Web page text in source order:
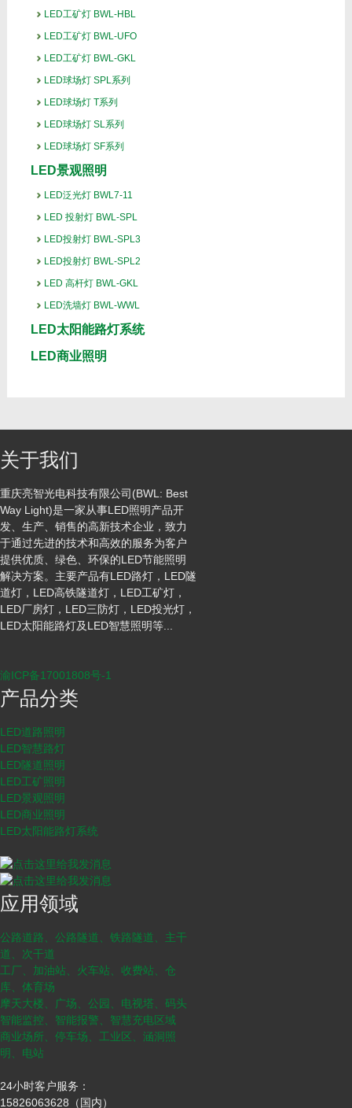
LED工矿灯 BWL-HBL
LED工矿灯 BWL-UFO
LED工矿灯 BWL-GKL
LED球场灯 SPL系列
LED球场灯 T系列
LED球场灯 SL系列
LED球场灯 SF系列
LED景观照明
LED泛光灯 BWL7-11
LED 投射灯 BWL-SPL
LED投射灯 BWL-SPL3
LED投射灯 BWL-SPL2
LED 高杆灯 BWL-GKL
LED洗墙灯 BWL-WWL
LED太阳能路灯系统
LED商业照明
关于我们
重庆亮智光电科技有限公司(BWL: Best
Way Light)是一家从事LED照明产品开
发、生产、销售的高新技术企业，致力
于通过先进的技术和高效的服务为客户
提供优质、绿色、环保的LED节能照明
解决方案。主要产品有LED路灯，LED隧
道灯，LED高铁隧道灯，LED工矿灯，
LED厂房灯，LED三防灯，LED投光灯，
LED太阳能路灯及LED智慧照明等...
渝ICP备17001808号-1
产品分类
LED道路照明
LED智慧路灯
LED隧道照明
LED工矿照明
LED景观照明
LED商业照明
LED太阳能路灯系统
应用领域
公路道路、公路隧道、铁路隧道、主干
道、次干道
工厂、加油站、火车站、收费站、仓
库、体育场
摩天大楼、广场、公园、电视塔、码头
智能监控、智能报警、智慧充电区域
商业场所、停车场、工业区、涵洞照
明、电站
24小时客户服务：
15826063628（国内）